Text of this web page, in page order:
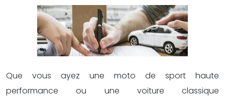
Que vous ayez une moto de sport haute
performance ou une voiture classique